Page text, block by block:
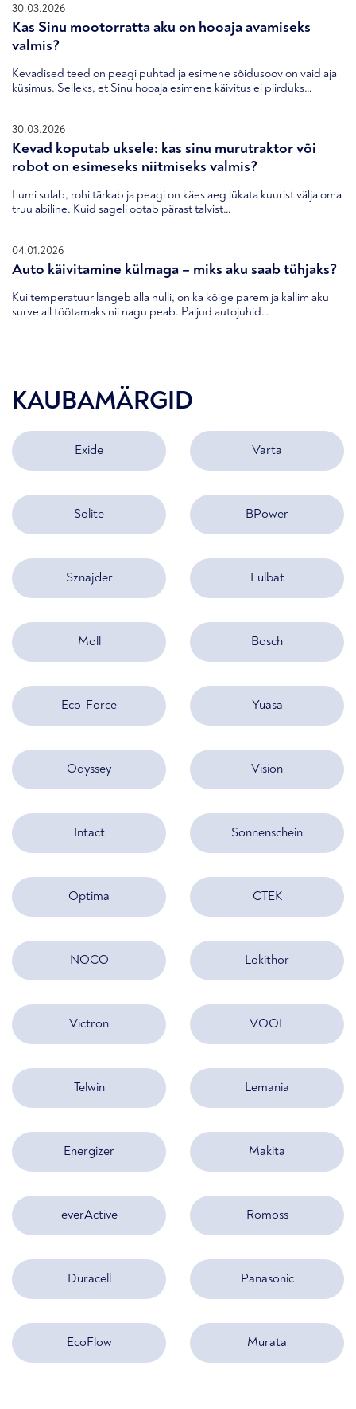
30.03.2026
Kas Sinu mootorratta aku on hooaja avamiseks
valmis?
Kevadised teed on peagi puhtad ja esimene sõidusoov on vaid aja
küsimus. Selleks, et Sinu hooaja esimene käivitus ei piirduks…
30.03.2026
Kevad koputab uksele: kas sinu murutraktor või
robot on esimeseks niitmiseks valmis?
Lumi sulab, rohi tärkab ja peagi on käes aeg lükata kuurist välja oma
truu abiline. Kuid sageli ootab pärast talvist…
04.01.2026
Auto käivitamine külmaga – miks aku saab tühjaks?
Kui temperatuur langeb alla nulli, on ka kõige parem ja kallim aku
surve all töötamaks nii nagu peab. Paljud autojuhid…
KAUBAMÄRGID
Exide Varta
Solite BPower
Sznajder Fulbat
Moll Bosch
Eco-Force Yuasa
Odyssey Vision
Intact Sonnenschein
Optima CTEK
NOCO Lokithor
Victron VOOL
Telwin Lemania
Energizer Makita
everActive Romoss
Duracell Panasonic
EcoFlow Murata